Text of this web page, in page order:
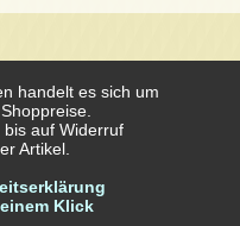
handelt es sich um
auf Widerruf
Artikel.
Klick